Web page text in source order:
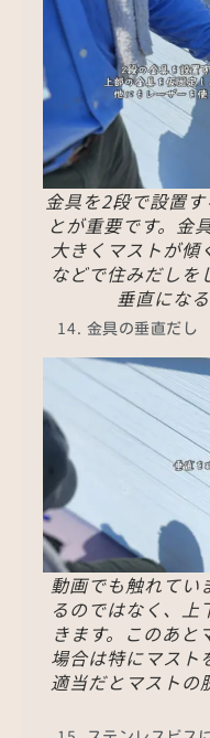
金具を2段で設置
とが重要です。金
大きくマストが傾
などで住みだしを
垂直にな
金具の垂直だし
動画でも触れてい
るのではなく、上
きます。このあと
場合は特にマスト
適当だとマストの